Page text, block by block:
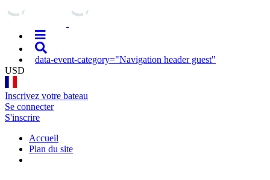
data-event-category="Navigation header guest"
USD
Inscrivez votre bateau
Se connecter
S'inscrire
Accueil
Plan du site